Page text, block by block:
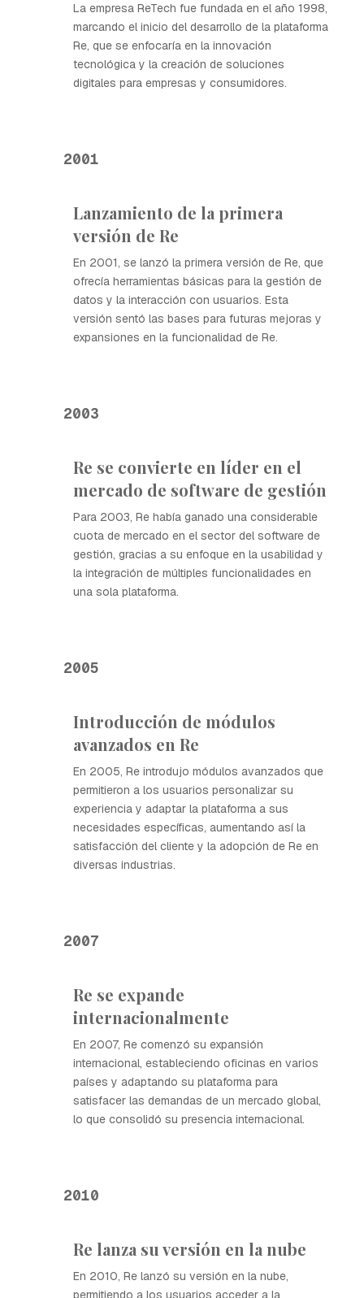
La empresa ReTech fue fundada en el año 1998,
marcando el inicio del desarrollo de la plataforma
Re, que se enfocaría en la innovación
tecnológica y la creación de soluciones
digitales para empresas y consumidores.
2001
Lanzamiento de la primera
versión de Re
En 2001, se lanzó la primera versión de Re, que
ofrecía herramientas básicas para la gestión de
datos y la interacción con usuarios. Esta
versión sentó las bases para futuras mejoras y
expansiones en la funcionalidad de Re.
2003
Re se convierte en líder en el
mercado de software de gestión
Para 2003, Re había ganado una considerable
cuota de mercado en el sector del software de
gestión, gracias a su enfoque en la usabilidad y
la integración de múltiples funcionalidades en
una sola plataforma.
2005
Introducción de módulos
avanzados en Re
En 2005, Re introdujo módulos avanzados que
permitieron a los usuarios personalizar su
experiencia y adaptar la plataforma a sus
necesidades específicas, aumentando así la
satisfacción del cliente y la adopción de Re en
diversas industrias.
2007
Re se expande
internacionalmente
En 2007, Re comenzó su expansión
internacional, estableciendo oficinas en varios
países y adaptando su plataforma para
satisfacer las demandas de un mercado global,
lo que consolidó su presencia internacional.
2010
Re lanza su versión en la nube
En 2010, Re lanzó su versión en la nube,
permitiendo a los usuarios acceder a la